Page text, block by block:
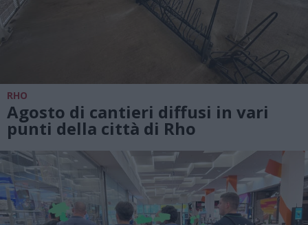
RHO
Agosto di cantieri diffusi in vari
punti della città di Rho